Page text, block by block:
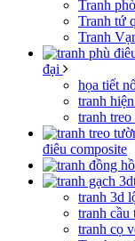
Tranh
Tranh tứ
Tranh
đại
họa tiết
tranh
tranh
điêu composite
tranh 3d
tranh cầu
tranh cọ